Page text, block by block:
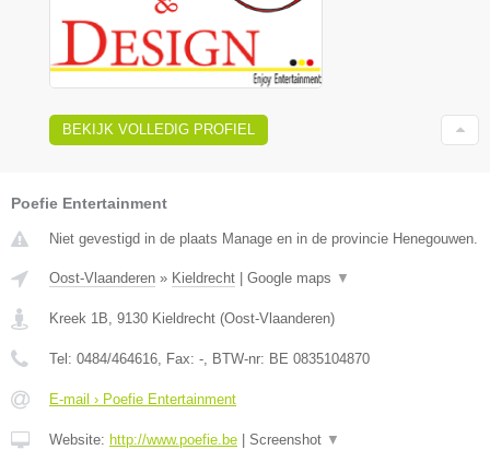
BEKIJK VOLLEDIG PROFIEL
Poefie Entertainment
Niet gevestigd in de plaats Manage en in de provincie Henegouwen.
Oost-Vlaanderen » Kieldrecht Google maps ▼
Kreek 1B, 9130 Kieldrecht (Oost-Vlaanderen)
Tel: 0484/464616, Fax: -, BTW-nr: BE 0835104870
E-mail › Poefie Entertainment
Website: http://www.poefie.be Screenshot ▼